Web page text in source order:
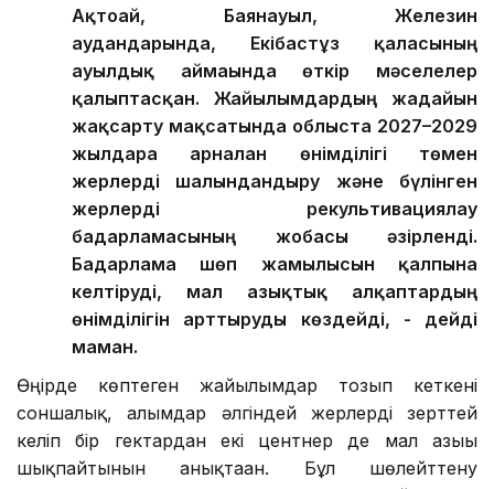
Ақтоғай, Баянауыл, Железин
аудандарында, Екібастұз қаласының
ауылдық аймағында өткір мәселелер
қалыптасқан. Жайылымдардың жағдайын
жақсарту мақсатында облыста 2027–2029
жылдарға арналған өнімділігі төмен
жерлерді шалғындандыру және бүлінген
жерлерді рекультивациялау
бағдарламасының жобасы әзірленді.
Бағдарлама шөп жамылғысын қалпына
келтіруді, мал азықтық алқаптардың
өнімділігін арттыруды көздейді, - дейді
маман.
Өңірде көптеген жайылымдар тозып кеткені
соншалық, ғалымдар әлгіндей жерлерді зерттей
келіп бір гектардан екі центнер де мал азығы
шықпайтынын анықтаған. Бұл шөлейттену